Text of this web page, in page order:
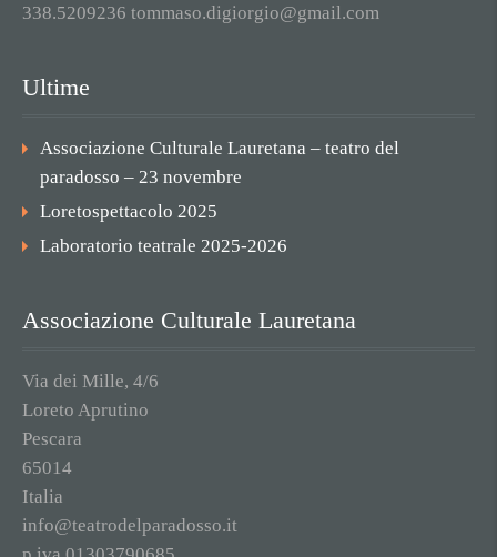
338.5209236 tommaso.digiorgio@gmail.com
Ultime
Associazione Culturale Lauretana – teatro del
paradosso – 23 novembre
Loretospettacolo 2025
Laboratorio teatrale 2025-2026
Associazione Culturale Lauretana
Via dei Mille, 4/6
Loreto Aprutino
Pescara
65014
Italia
info@teatrodelparadosso.it